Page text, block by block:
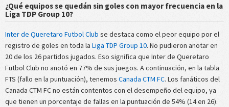
¿Qué equipos se quedán sin goles con mayor frecuencia en la
Liga TDP Group 10?
Inter de Queretaro Futbol Club se destaca como el peor equipo por el
registro de goles en toda la Liga TDP Group 10. No pudieron anotar en
20 de los 26 partidos jugados. Eso significa que Inter de Queretaro
Futbol Club no anotó en 77% de sus juegos. A continuación, en la tabla
FTS (fallo en la puntuación), tenemos Canada CTM FC. Los fanáticos del
Canada CTM FC no están contentos con el desempeño del equipo, ya
que tienen un porcentaje de fallas en la puntuación de 54% (14 en 26).